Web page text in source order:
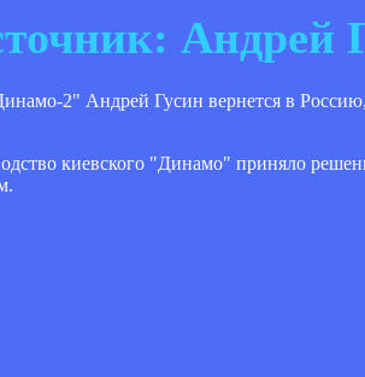
Андрей
2" Андрей Гусин вернется в
киевского "Динамо" приняло